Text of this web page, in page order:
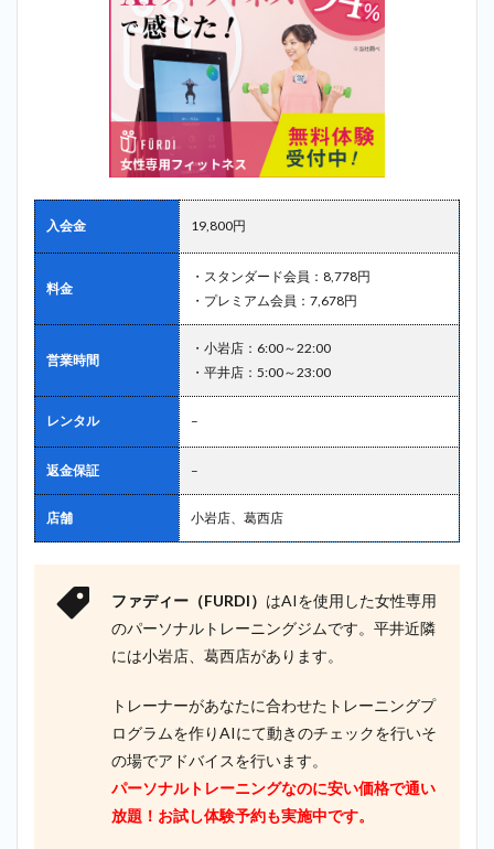
入会金 19,800円
料金
・スタンダード会員：8,778円
・プレミアム会員：7,678円
営業時間
・小岩店：6:00～22:00
・平井店：5:00～23:00
レンタル –
返金保証 –
店舗 小岩店、葛西店
ファディー（FURDI） はAIを使用した女性専用
のパーソナルトレーニングジムです。平井近隣
には小岩店、葛西店があります。
トレーナーがあなたに合わせたトレーニングプ
ログラムを作りAIにて動きのチェックを行いそ
の場でアドバイスを行います。
パーソナルトレーニングなのに安い価格で通い
放題！お試し体験予約も実施中です。